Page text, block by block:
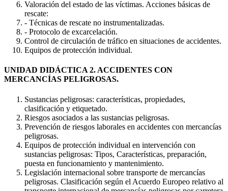
Valoración del estado de las víctimas. Acciones básicas de
rescate:
- Técnicas de rescate no instrumentalizadas.
- Protocolo de excarcelación.
Control de circulación de tráfico en situaciones de accidentes.
Equipos de protección individual.
UNIDAD DIDÁCTICA 2. ACCIDENTES CON
MERCANCÍAS PELIGROSAS.
Sustancias peligrosas: características, propiedades,
clasificación y etiquetado.
Riesgos asociados a las sustancias peligrosas.
Prevención de riesgos laborales en accidentes con mercancías
peligrosas.
Equipos de protección individual en intervención con
sustancias peligrosas: Tipos, Características, preparación,
puesta en funcionamiento y mantenimiento.
Legislación internacional sobre transporte de mercancías
peligrosas. Clasificación según el Acuerdo Europeo relativo al